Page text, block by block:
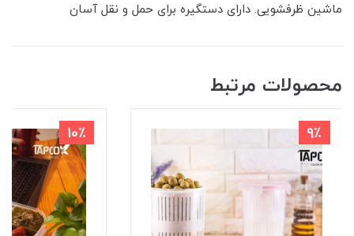
ماشین ظرفشویی. دارای دستگیره برای حمل و نقل آسان
محصولات مرتبط
9٪ 10٪